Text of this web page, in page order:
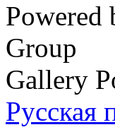
Powered
Group
Gallery
Русская